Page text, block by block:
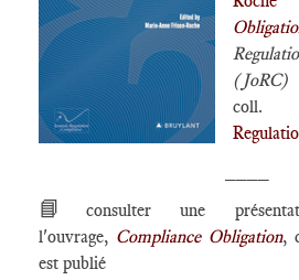
coll.
📘
consulter une
l'ouvrage, Compliance Obligation,
est publié